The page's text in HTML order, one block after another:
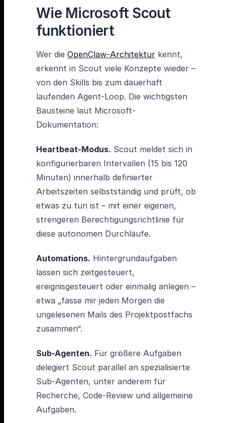
Wie Microsoft Scout
funktioniert
Wer die OpenClaw-Architektur kennt,
erkennt in Scout viele Konzepte wieder –
von den Skills bis zum dauerhaft
laufenden Agent-Loop. Die wichtigsten
Bausteine laut Microsoft-
Dokumentation:
Heartbeat-Modus. Scout meldet sich in
konfigurierbaren Intervallen (15 bis 120
Minuten) innerhalb definierter
Arbeitszeiten selbstständig und prüft, ob
etwas zu tun ist – mit einer eigenen,
strengeren Berechtigungsrichtlinie für
diese autonomen Durchläufe.
Automations. Hintergrundaufgaben
lassen sich zeitgesteuert,
ereignisgesteuert oder einmalig anlegen –
etwa „fasse mir jeden Morgen die
ungelesenen Mails des Projektpostfachs
zusammen“.
Sub-Agenten. Für größere Aufgaben
delegiert Scout parallel an spezialisierte
Sub-Agenten, unter anderem für
Recherche, Code-Review und allgemeine
Aufgaben.